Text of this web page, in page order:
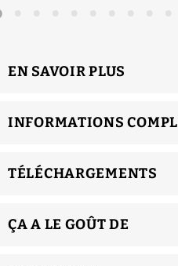
EN SAVOIR PLUS
INFORMATIONS
TÉLÉCHARGEMENTS
ÇA A LE GOÛT DE